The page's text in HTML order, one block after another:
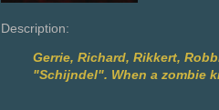
Description:
Gerrie, Richard, Rikkert,
"Schijndel". When a zombie